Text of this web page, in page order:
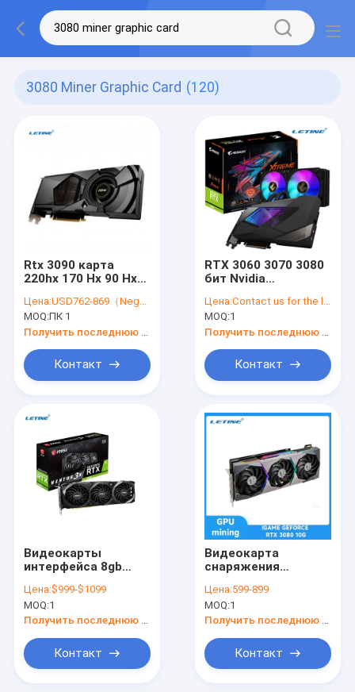
3080 Miner Graphic Card (120)
Rtx 3090 карта
220hx 170 Hx 90 Hx
горнорабочих
графическая
Цена:USD762-869（Negotiable）
MOQ:ПК 1
Контакт
RTX 3060 3070 3080
бит Nvidia
256 горнорабочего
3060ti
Цена:Contact us for the latest price
MOQ:1
Контакт
Видеокарты
интерфейса 8gb
HDMI горнорабочего
MSI GeForce RTX
3080 VENTUS 3X
Цена:$999-$1099
MOQ:1
Контакт
Видеокарта
снаряжения
ETC графической
карты IGAME
GEFORCE RTX 3080
горнорабочего
LETINE
Цена:599-899
MOQ:1
Контакт